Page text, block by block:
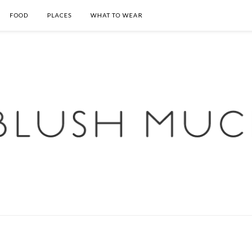
FOOD PLACES WHAT TO WEAR